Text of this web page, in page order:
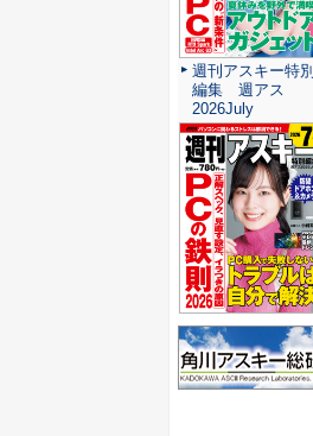
週刊アスキー特別
編集 週アス
2026July